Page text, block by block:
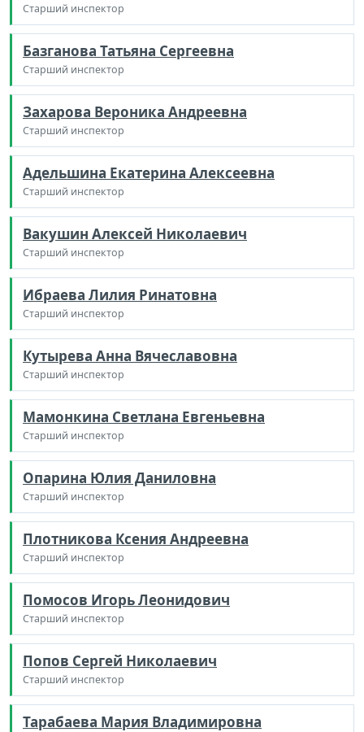
Старший инспектор
Базганова Татьяна Сергеевна
Старший инспектор
Захарова Вероника Андреевна
Старший инспектор
Адельшина Екатерина Алексеевна
Старший инспектор
Вакушин Алексей Николаевич
Старший инспектор
Ибраева Лилия Ринатовна
Старший инспектор
Кутырева Анна Вячеславовна
Старший инспектор
Мамонкина Светлана Евгеньевна
Старший инспектор
Опарина Юлия Даниловна
Старший инспектор
Плотникова Ксения Андреевна
Старший инспектор
Помосов Игорь Леонидович
Старший инспектор
Попов Сергей Николаевич
Старший инспектор
Тарабаева Мария Владимировна